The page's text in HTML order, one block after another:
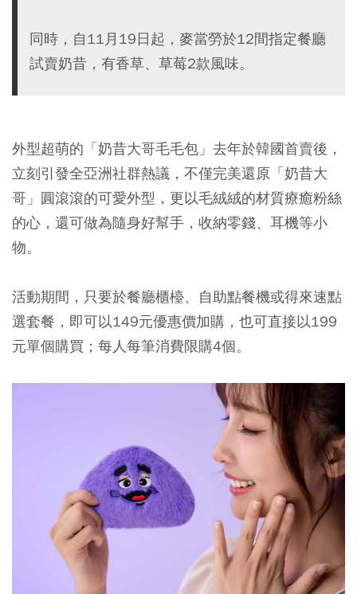
同時，自11月19日起，麥當勞於12間指定餐廳
試賣奶昔，有香草、草莓2款風味。
外型超萌的 「奶昔大哥毛毛包」 去年於韓國首賣後，
立刻引發全亞洲社群熱議，不僅完美還原「奶昔大
哥」圓滾滾的可愛外型，更以毛絨絨的材質療癒粉絲
的心，還可做為隨身好幫手，收納零錢、耳機等小
物。
活動期間，只要於餐廳櫃檯、自助點餐機或得來速點
選套餐，即可以149元優惠價加購，也可直接以199
元單個購買；每人每筆消費限購4個。